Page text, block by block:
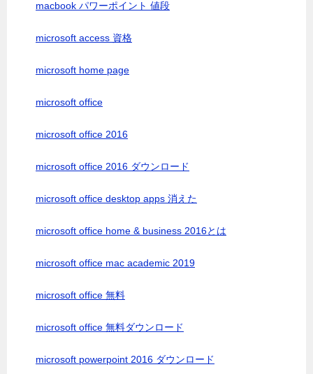
macbook パワーポイント 値段
microsoft access 資格
microsoft home page
microsoft office
microsoft office 2016
microsoft office 2016 ダウンロード
microsoft office desktop apps 消えた
microsoft office home & business 2016とは
microsoft office mac academic 2019
microsoft office 無料
microsoft office 無料ダウンロード
microsoft powerpoint 2016 ダウンロード